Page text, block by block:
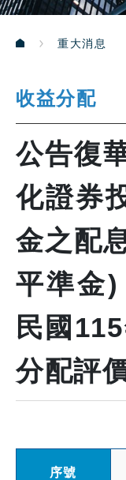
重大消息
收益分配
公告復
化證券
金之配
平準金
民國
分配評
序號